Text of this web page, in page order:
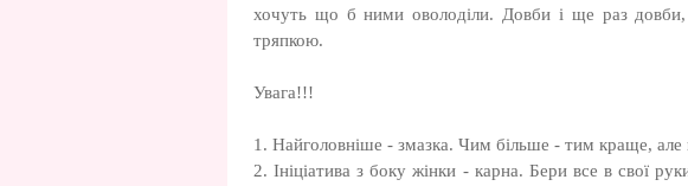
хочуть що б ними оволоділи. Довби і ще раз довби,
тряпкою.
Увага!!!
1. Найголовніше - змазка. Чим більше - тим краще, але
2. Ініціатива з боку жінки - карна. Бери все в свої